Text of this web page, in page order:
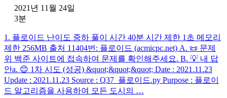
2021년 11월 24일
3분
1. 플로이드 난이도 중하 풀이 시간 40분 시간 제한 1초 메모리
제한 256MB 출처 11404번: 플로이드 (acmicpc.net) A. 📜 문제
위 백준 사이트에 접속하여 문제를 확인해주세요. B. 💡 내 답
안a. 😊 1차 시도 (성공) &quot;&quot;&quot; Date : 2021.11.23
Update : 2021.11.23 Source : Q37_플로이드.py Purpose : 플로이
드 알고리즘을 사용하여 모든 도시의 …